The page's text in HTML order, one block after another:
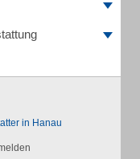
in Hanau